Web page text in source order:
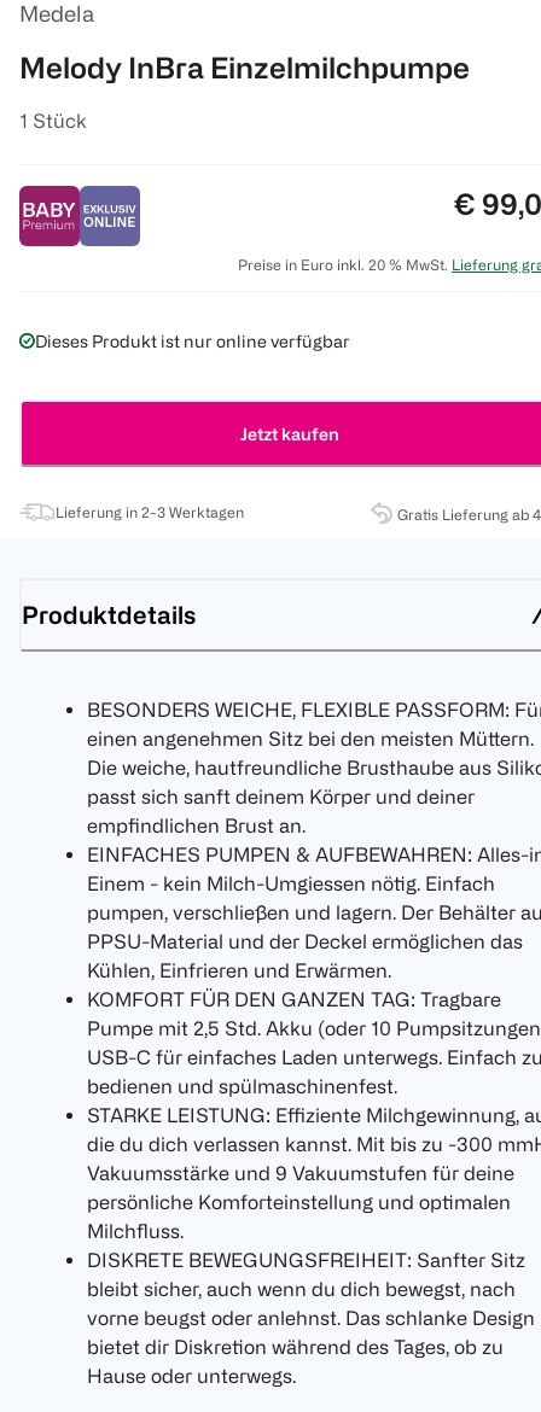
Medela
Melody InBra Einzelmilchpumpe
1 Stück
Preis:
€
Preise in Euro inkl. 20 % MwSt. Lieferung
Dieses Produkt ist nur online verfügbar
Jetzt kaufen
Lieferung in 2-3 Werktagen Gratis Lieferung ab
Produktdetails
BESONDERS WEICHE, FLEXIBLE PASSFORM:
einen angenehmen Sitz bei den meisten Müttern.
Die weiche, hautfreundliche Brusthaube aus
passt sich sanft deinem Körper und deiner
empfindlichen Brust an.
EINFACHES PUMPEN & AUFBEWAHREN: Alles-
Einem - kein Milch-Umgiessen nötig. Einfach
pumpen, verschließen und lagern. Der Behälter
PPSU-Material und der Deckel ermöglichen das
Kühlen, Einfrieren und Erwärmen.
KOMFORT FÜR DEN GANZEN TAG: Tragbare
Pumpe mit 2,5 Std. Akku (oder 10
USB-C für einfaches Laden unterwegs. Einfach
bedienen und spülmaschinenfest.
STARKE LEISTUNG: Effiziente Milchgewinnung,
die du dich verlassen kannst. Mit bis zu -300
Vakuumsstärke und 9 Vakuumstufen für deine
persönliche Komforteinstellung und optimalen
Milchfluss.
DISKRETE BEWEGUNGSFREIHEIT: Sanfter Sitz
bleibt sicher, auch wenn du dich bewegst, nach
vorne beugst oder anlehnst. Das schlanke Design
bietet dir Diskretion während des Tages, ob zu
Hause oder unterwegs.